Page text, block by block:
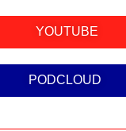
YOUTUBE
PODCLOUD